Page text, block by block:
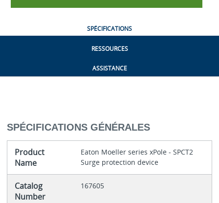
SPÉCIFICATIONS
RESSOURCES
ASSISTANCE
SPÉCIFICATIONS GÉNÉRALES
Product
Name
Eaton Moeller series xPole - SPCT2
Surge protection device
Catalog
Number
167605